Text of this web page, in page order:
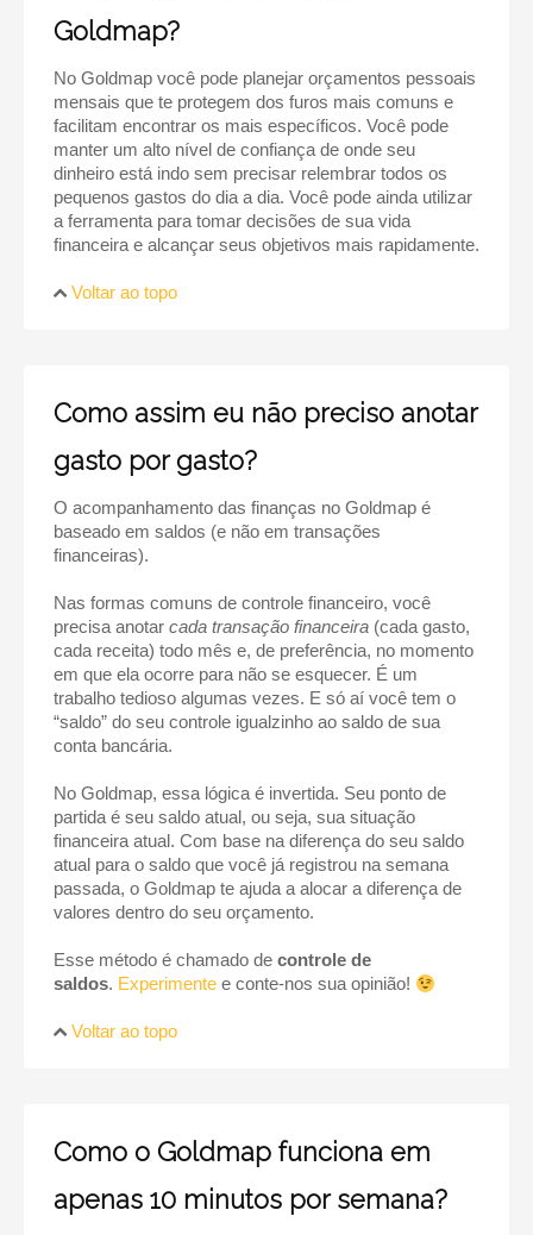
Goldmap?
No Goldmap você pode planejar orçamentos pessoais
mensais que te protegem dos furos mais comuns e
facilitam encontrar os mais específicos. Você pode
manter um alto nível de confiança de onde seu
dinheiro está indo sem precisar relembrar todos os
pequenos gastos do dia a dia. Você pode ainda utilizar
a ferramenta para tomar decisões de sua vida
financeira e alcançar seus objetivos mais rapidamente.
Voltar ao topo
Como assim eu não preciso anotar
gasto por gasto?
O acompanhamento das finanças no Goldmap é
baseado em saldos (e não em transações
financeiras).
Nas formas comuns de controle financeiro, você
precisa anotar cada transação financeira (cada gasto,
cada receita) todo mês e, de preferência, no momento
em que ela ocorre para não se esquecer. É um
trabalho tedioso algumas vezes. E só aí você tem o
“saldo” do seu controle igualzinho ao saldo de sua
conta bancária.
No Goldmap, essa lógica é invertida. Seu ponto de
partida é seu saldo atual, ou seja, sua situação
financeira atual. Com base na diferença do seu saldo
atual para o saldo que você já registrou na semana
passada, o Goldmap te ajuda a alocar a diferença de
valores dentro do seu orçamento.
Esse método é chamado de controle de
saldos. Experimente e conte-nos sua opinião!
Voltar ao topo
Como o Goldmap funciona em
apenas 10 minutos por semana?